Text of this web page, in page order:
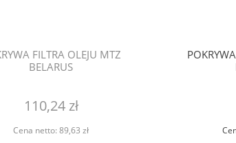
FILTRA OLEJU MTZ
BELARUS
110,24 zł
Cena netto: 89,63 zł